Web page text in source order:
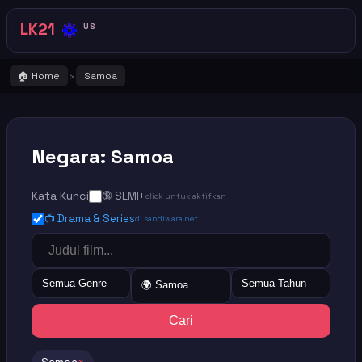
LK21 🔅 US
🏠 Home › Samoa
Negara: Samoa
Kata Kunci 🔞 SEMI+click untuk aktifkan
📺 Drama & Seriesdi sandiwara.net
Semua Genre 🌍 Samoa Semua Tahun
Cari